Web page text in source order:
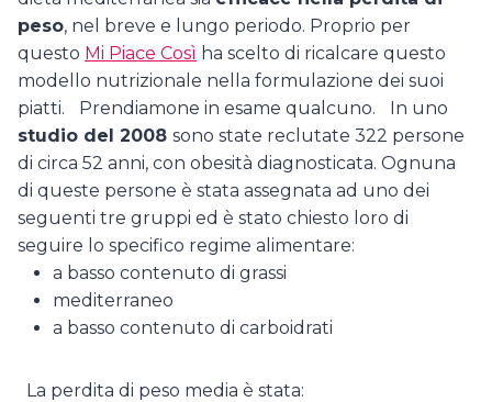
peso, nel breve e lungo periodo. Proprio per
questo Mi Piace Così ha scelto di ricalcare questo
modello nutrizionale nella formulazione dei suoi
piatti.
Prendiamone in esame qualcuno.
In uno
studio del 2008 sono state reclutate 322 persone
di circa 52 anni, con obesità diagnosticata. Ognuna
di queste persone è stata assegnata ad uno dei
seguenti tre gruppi ed è stato chiesto loro di
seguire lo specifico regime alimentare:
a basso contenuto di grassi
mediterraneo
a basso contenuto di carboidrati
La perdita di peso media è stata: